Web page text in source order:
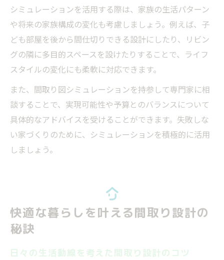
シミュレーションを活用する際は、家族の生活パターン
や将来の家族構成の変化も考慮しましょう。例えば、子
ども部屋を後から間仕切りできる設計にしたり、リビン
グの隣に多目的スペースを設けたりすることで、ライフ
スタイルの変化にも柔軟に対応できます。
また、間取り図シミュレーションを持参して専門家に相
談することで、実現可能性や予算とのバランスについて
具体的なアドバイスを受けることができます。失敗しな
い家づくりのために、シミュレーションを積極的に活用
しましょう。
快適な暮らしを叶える間取り設計の
秘訣
日々の生活動線を考えた間取り設計のコツ